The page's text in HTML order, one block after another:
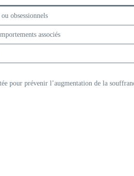
obsessionnels
associés
pour prévenir l’augmentation de la